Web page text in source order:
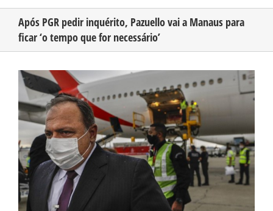
CONHEÇA O AMAZONAS
PUBLICIDADE
CONTATO
Após PGR pedir inquérito, Pazuello vai a Manaus para
ficar ‘o tempo que for necessário’
View
Larger
Image